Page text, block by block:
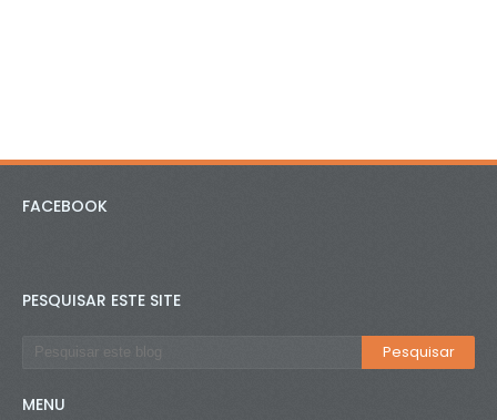
FACEBOOK
PESQUISAR ESTE SITE
MENU